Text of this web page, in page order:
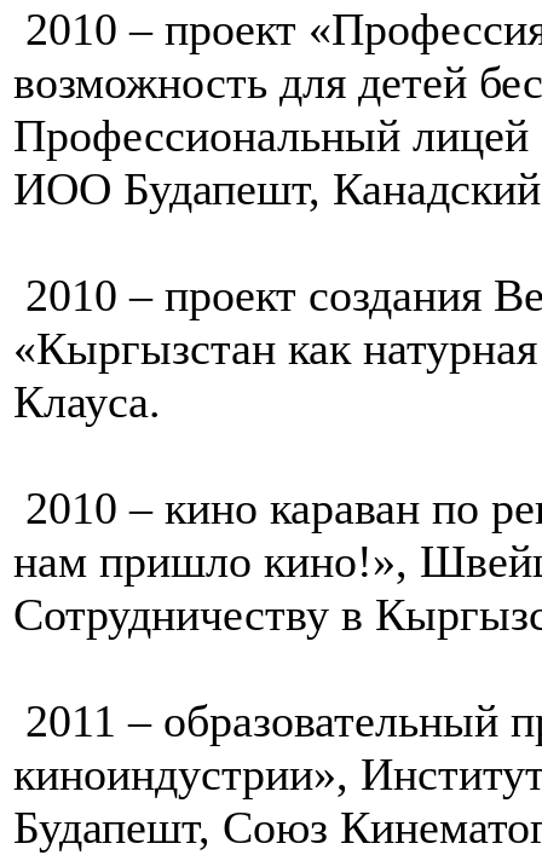
2010 – проект
возможность для детей
Профессиональный
ИОО Будапешт,
2010 – проект создания
«Кыргызстан как
Клауса.
2010 – кино караван по
нам пришло кино!»,
Сотрудничеству в
2011 – образовательный
киноиндустрии»,
Будапешт, Союз